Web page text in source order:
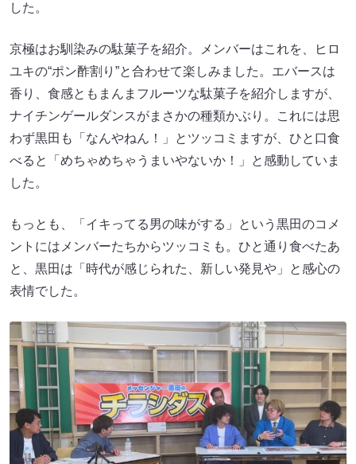
した。
京極はお馴染みの駄菓子を紹介。メンバーはこれを、ヒロ
ユキの“ポン酢割り”と合わせて楽しみました。エバースは
香り、食感ともまんまフルーツな駄菓子を紹介しますが、
ナイチンゲールダンスがまさかの種類かぶり。これには思
わず黒田も「なんやねん！」とツッコミますが、ひと口食
べると「めちゃめちゃうまいやないか！」と感動していま
した。
もっとも、「イキってる男の味がする」という黒田のコメ
ントにはメンバーたちからツッコミも。ひと通り食べたあ
と、黒田は「時代が感じられた、新しい発見や」と感心の
表情でした。